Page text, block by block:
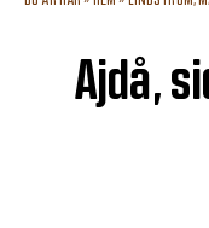
Ajdå,